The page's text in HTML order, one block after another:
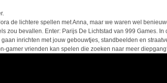
de lichtere spellen met Anna, maar we waren wel
zou bevallen. Enter: Parijs De Lichtstad van 999 Games. In
inrichten met jouw gebouwtjes, standbeelden en
gamer vrienden kan spelen die zoeken naar meer